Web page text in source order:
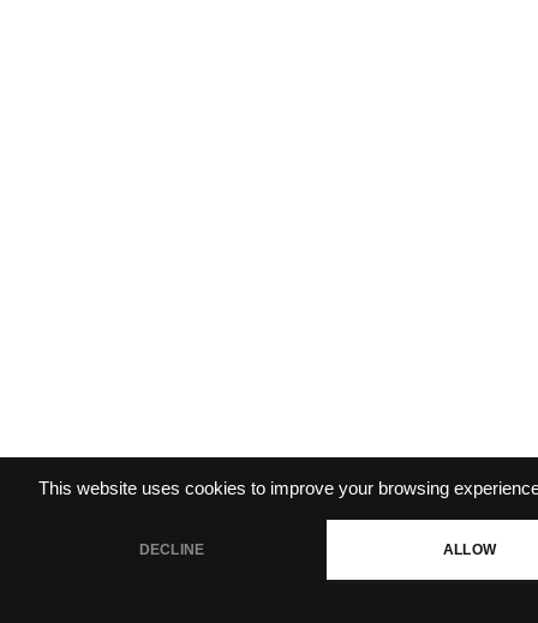
This website uses cookies to improve your browsing
DECLINE ALLOW